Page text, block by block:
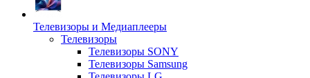
Телевизоры и Медиаплееры
Телевизоры
Телевизоры SONY
Телевизоры Samsung